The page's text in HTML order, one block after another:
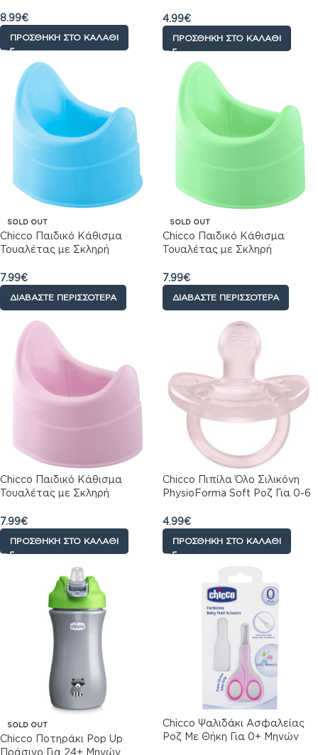
8.99€
ΠΡΟΣΘΉΚΗ ΣΤΟ ΚΑΛΆΘΙ
4.99€
ΠΡΟΣΘΉΚΗ ΣΤΟ ΚΑΛΆΘΙ
SOLD OUT
Chicco Παιδικό Κάθισμα
Τουαλέτας με Σκληρή
7.99€
ΔΙΑΒΆΣΤΕ ΠΕΡΙΣΣΌΤΕΡΑ
SOLD OUT
Chicco Παιδικό Κάθισμα
Τουαλέτας με Σκληρή
7.99€
ΔΙΑΒΆΣΤΕ ΠΕΡΙΣΣΌΤΕΡΑ
Chicco Παιδικό Κάθισμα
Τουαλέτας με Σκληρή
7.99€
ΠΡΟΣΘΉΚΗ ΣΤΟ ΚΑΛΆΘΙ
Chicco Πιπίλα Όλο Σιλικόνη
PhysioForma Soft Ροζ Για 0-6
4.99€
ΠΡΟΣΘΉΚΗ ΣΤΟ ΚΑΛΆΘΙ
SOLD OUT
Chicco Ποτηράκι Pop Up
Πράσινο Για 24+ Μηνών
Chicco Ψαλιδάκι Ασφαλείας
Ροζ Με Θήκη Για 0+ Μηνών